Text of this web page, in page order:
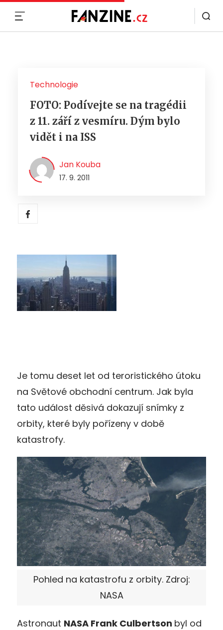
Technologie
FOTO: Podívejte se na tragédii
z 11. září z vesmíru. Dým bylo
vidět i na ISS
Jan Kouba
17. 9. 2011
Je tomu deset let od teroristického útoku
na Světové obchodní centrum. Jak byla
tato událost děsivá dokazují snímky z
orbity, které byly pořízeny v době
katastrofy.
Pohled na katastrofu z orbity. Zdroj:
NASA
Astronaut NASA Frank Culbertson byl od